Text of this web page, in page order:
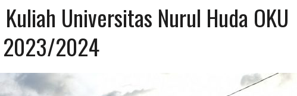
Universitas Nurul Huda OKU
2023/2024